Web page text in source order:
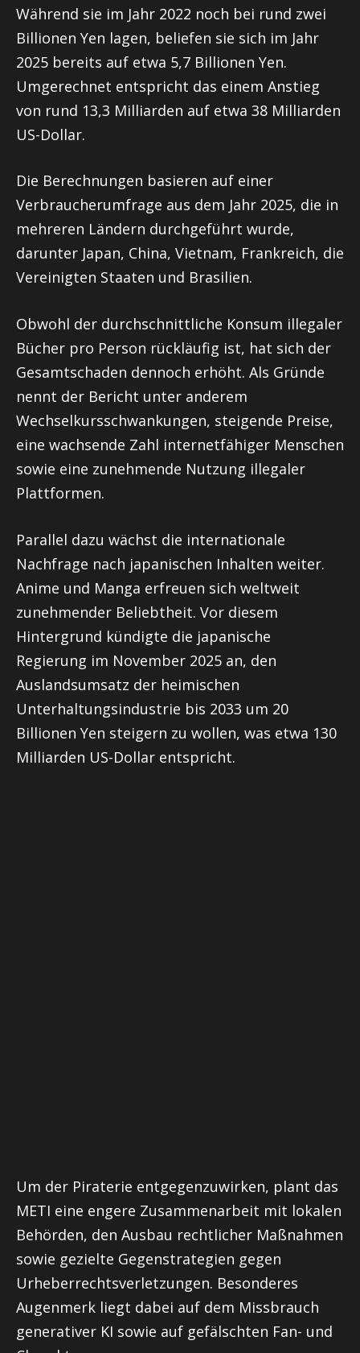
Während sie im Jahr 2022 noch bei rund zwei
Billionen Yen lagen, beliefen sie sich im Jahr
2025 bereits auf etwa 5,7 Billionen Yen.
Umgerechnet entspricht das einem Anstieg
von rund 13,3 Milliarden auf etwa 38 Milliarden
US-Dollar.
Die Berechnungen basieren auf einer
Verbraucherumfrage aus dem Jahr 2025, die in
mehreren Ländern durchgeführt wurde,
darunter Japan, China, Vietnam, Frankreich, die
Vereinigten Staaten und Brasilien.
Obwohl der durchschnittliche Konsum illegaler
Bücher pro Person rückläufig ist, hat sich der
Gesamtschaden dennoch erhöht. Als Gründe
nennt der Bericht unter anderem
Wechselkursschwankungen, steigende Preise,
eine wachsende Zahl internetfähiger Menschen
sowie eine zunehmende Nutzung illegaler
Plattformen.
Parallel dazu wächst die internationale
Nachfrage nach japanischen Inhalten weiter.
Anime und Manga erfreuen sich weltweit
zunehmender Beliebtheit. Vor diesem
Hintergrund kündigte die japanische
Regierung im November 2025 an, den
Auslandsumsatz der heimischen
Unterhaltungsindustrie bis 2033 um 20
Billionen Yen steigern zu wollen, was etwa 130
Milliarden US-Dollar entspricht.
Um der Piraterie entgegenzuwirken, plant das
METI eine engere Zusammenarbeit mit lokalen
Behörden, den Ausbau rechtlicher Maßnahmen
sowie gezielte Gegenstrategien gegen
Urheberrechtsverletzungen. Besonderes
Augenmerk liegt dabei auf dem Missbrauch
generativer KI sowie auf gefälschten Fan- und